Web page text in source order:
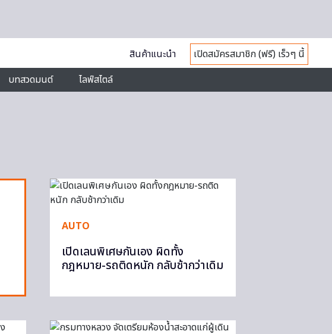
สินค้าแนะนำ
เปิดสมัครสมาชิก (ฟรี) เร็วๆ นี้
บทสวดมนต์ ไลฟ์สไตล์
AUTO
เปิดเลนพิเศษกันเอง ผิดทั้ง
กฎหมาย-รถติดหนัก กลับช้ากว่าเดิม